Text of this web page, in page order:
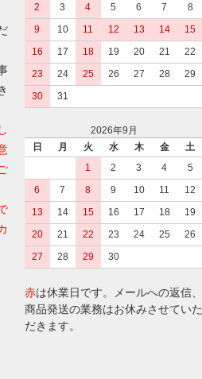
2
3 4 5 6 7
8
9
10 11 12 13 14
15
16
17 18 19 20 21
22
23
24 25 26 27 28
29
30
31
2026年9月
日
月 火 水 木 金
土
1
2 3 4
5
6
7 8 9 10 11
12
13
14 15 16 17 18
19
20
21 22 23 24 25
26
27
28 29 30
赤は休業日です。メールへの返信、
商品発送の業務はお休みさせていた
だきます。